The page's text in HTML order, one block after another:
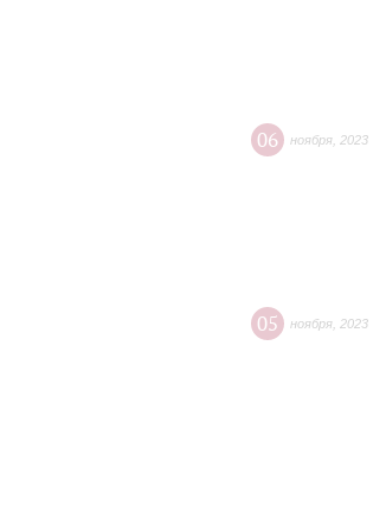
06 ноября 2023
05 ноября 2023